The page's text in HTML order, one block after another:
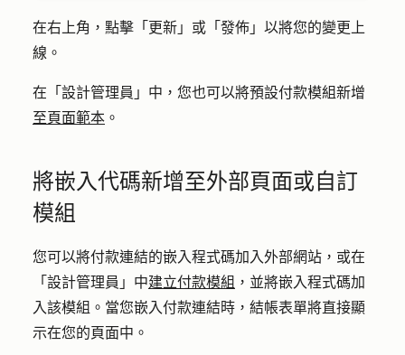
在右上角，點擊「 更新 」或「 發佈 」以將您的變更上
線。
在「設計管理員」中，您也可以將預設付款模組新增
至頁面範本 。
將嵌入代碼新增至外部頁面或自訂
模組
您可以將付款連結的嵌入程式碼加入外部網站，或在
「設計管理員」中建立付款模組 ，並將嵌入程式碼加
入該模組。當您嵌入付款連結時，結帳表單將直接顯
示在您的頁面中。